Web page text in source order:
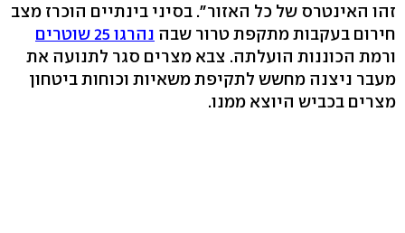
זהו האינטרס של כל האזור". בסיני בינתיים הוכרז מצב
חירום בעקבות מתקפת טרור שבה נהרגו 25 שוטרים
ורמת הכוננות הועלתה. צבא מצרים סגר לתנועה את
מעבר ניצנה מחשש לתקיפת משאיות וכוחות ביטחון
מצרים בכביש היוצא ממנו.